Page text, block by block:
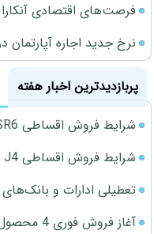
فرصت‌های اقتصادی
نرخ جدید اجاره
پربازدیدترین اخبار هفته
شرایط فروش اقساطی KMC SR6 کرمان موتور اعلام شد
شرایط فروش اقساطی JAC J4 (مرداد 1405)
تعطیلی ادارات و بانک‌های 5 استان در روز چهارشنبه
آغاز فروش فوری 4 محصول ایران خودرو در نمایندگی‌ها